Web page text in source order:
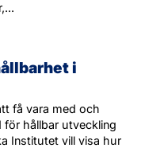
i
få vara med och
för hållbar utveckling
Institutet vill visa hur